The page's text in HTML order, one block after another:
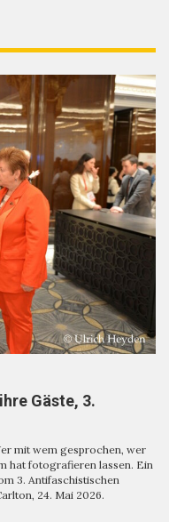
Gäste, 3.
mit wem gesprochen, wer
hat fotografieren lassen. Ein
3. Antifaschistischen
24. Mai 2026.